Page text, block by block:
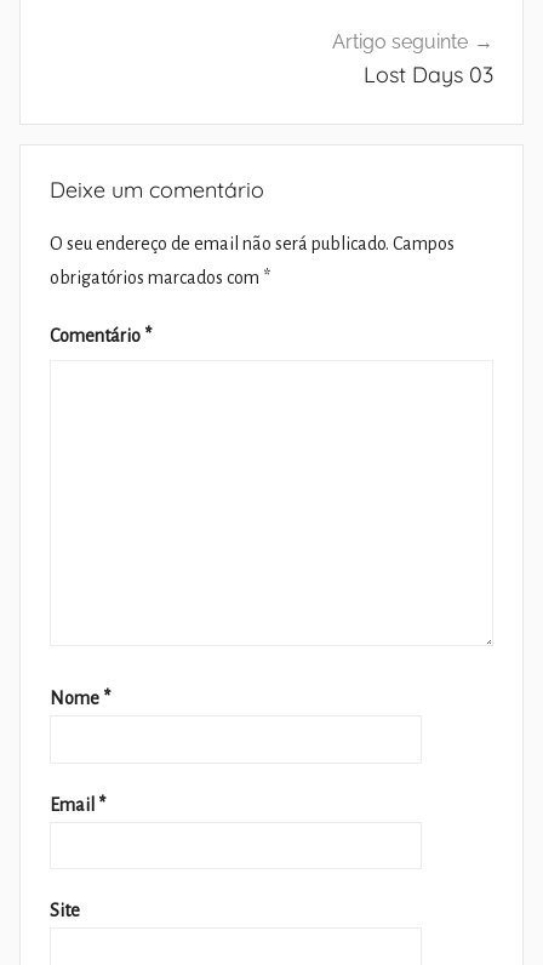
Artigo seguinte
Lost Days 03
Deixe um comentário
O seu endereço de email não será publicado. Campos
obrigatórios marcados com *
Comentário *
Nome *
Email *
Site